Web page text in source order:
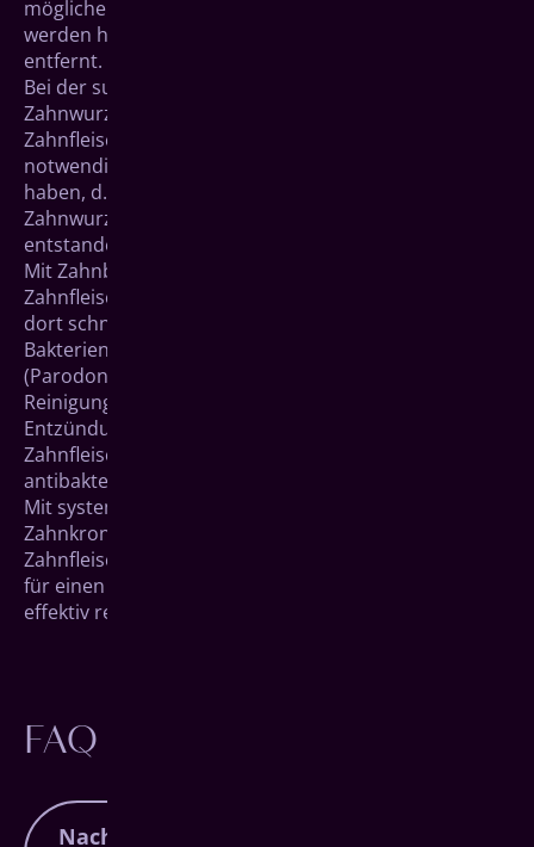
möglicherweise freiliegenden Zahnhälse. Dabei
werden harte (Zahnstein) und weiche Zahnbeläge
entfernt.
Bei der subgingivalen Reinigung werden die
Zahnwurzeloberflächen unterhalb des
Zahnfleischrands gesäubert. Diese Reinigung ist
notwendig, wenn sich Zahnfleischtaschen gebildet
haben, d.h. sich das Zahnfleisch etwas von der
Zahnwurzel abgelöst hat und ein kleiner Spalt
entstanden ist.
Mit Zahnbürste und Zahnseide lassen sich diese
Zahnfleischtaschen nicht erreichen. Daher setzen sich
dort schnell Zahnbeläge fest – ideale Bedingungen für
Bakterien, die Wurzelkaries und tiefe Entzündungen
(Parodontitis) auslösen können. Bei der subgingivalen
Reinigung werden die Beläge entfernt. Falls eine
Entzündung festzustellen ist, werden die
Zahnfleischtaschen zusätzlich mit einer
antibakteriellen Lösung gespült.
Mit systematischer und regelmäßiger Reinigung der
Zahnkronen (supragingival) und gegebenenfalls der
Zahnfleischtaschen (subgingival) lässt sich das Risiko
für einen Parodontitiserkrankung oder Wurzelkaries
effektiv reduzieren.
FAQ
Nach meiner professionellen